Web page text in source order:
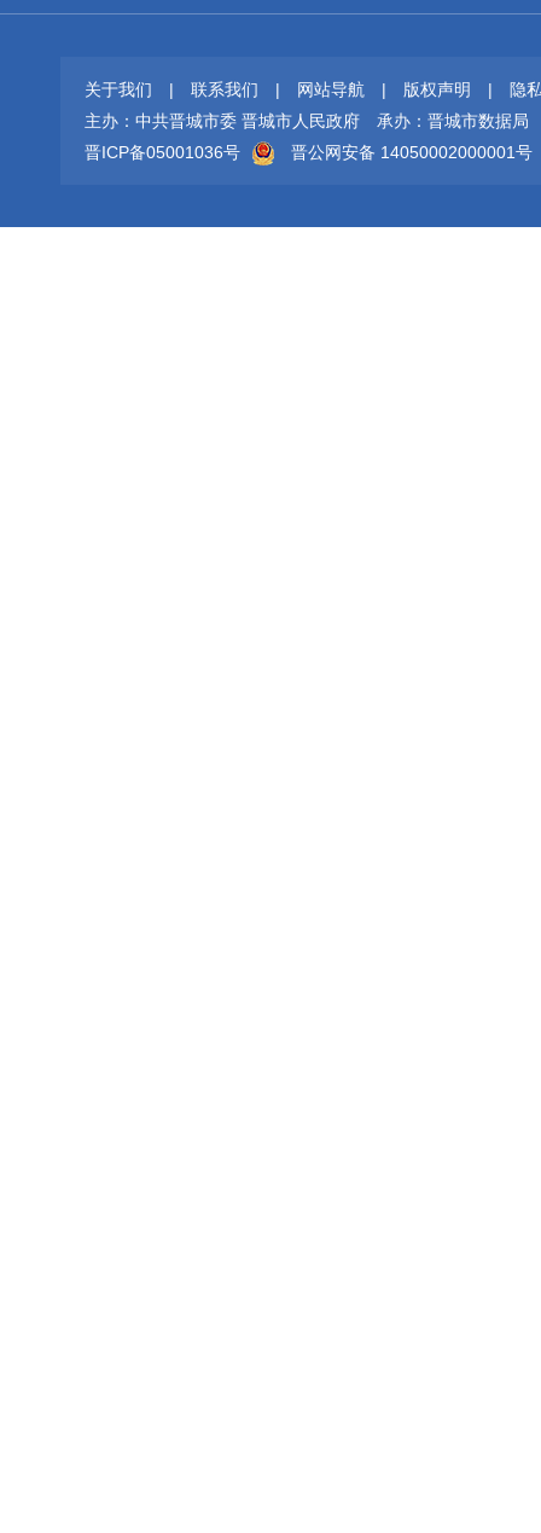
关于我们 | 联系我们 | 网站导航 | 版权声明 |
隐
主办：中共晋城市委 晋城市人民政府
承办：晋城市数据局
晋ICP备05001036号
晋公网安备 14050002000001号